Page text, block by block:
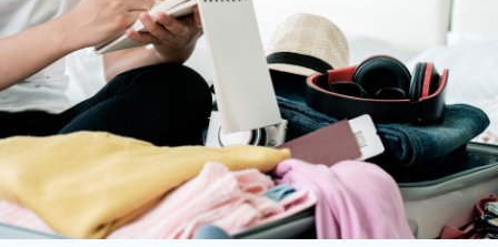
Paskola būsto remontui
Refinansavimas
Paskola su bendraskoliu
Žalioji paskola
Paskola su atidėjimu
INDĖLIAI
DRAUDIMAS